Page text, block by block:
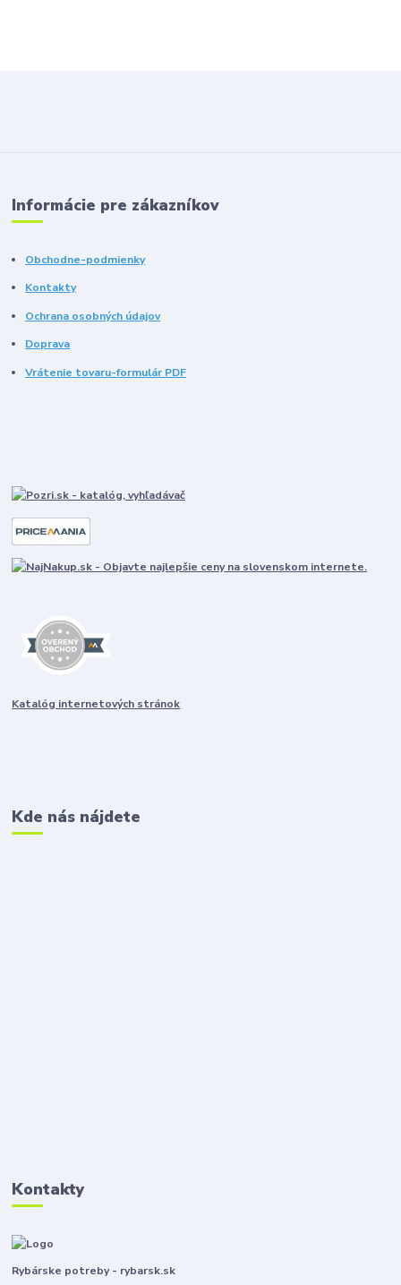
Informácie pre zákazníkov
Obchodne-podmienky
Kontakty
Ochrana osobných údajov
Doprava
Vrátenie tovaru-formulár PDF
Katalóg internetových stránok
Kde nás nájdete
Kontakty
Rybárske potreby - rybarsk.sk